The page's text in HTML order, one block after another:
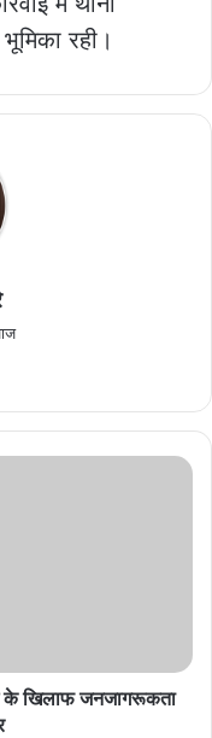
रही।
के खिलाफ जनजागरूकता